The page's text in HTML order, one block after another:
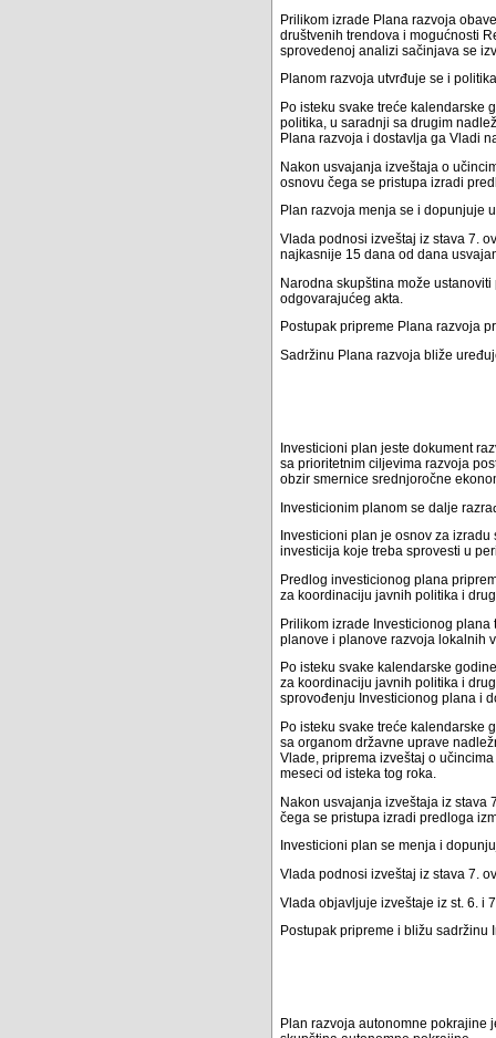
Prilikom izrade Plana razvoja
društvenih trendova i mogućnosti
sprovedenoj analizi sačinjava se
Planom razvoja utvrđuje se i
Po isteku svake treće kalendarske
politika, u saradnji sa drugim
Plana razvoja i dostavlja ga Vladi
Nakon usvajanja izveštaja o
osnovu čega se pristupa izradi
Plan razvoja menja se i dopunjuje
Vlada podnosi izveštaj iz stava 7.
najkasnije 15 dana od dana
Narodna skupština može
odgovarajućeg akta.
Postupak pripreme Plana razvoja
Sadržinu Plana razvoja bliže
Investicioni plan jeste dokument
sa prioritetnim ciljevima razvoja
obzir smernice srednjoročne
Investicionim planom se dalje
Investicioni plan je osnov za
investicija koje treba sprovesti u
Predlog investicionog plana
za koordinaciju javnih politika i
Prilikom izrade Investicionog
planove i planove razvoja lokalnih
Po isteku svake kalendarske
za koordinaciju javnih politika i
sprovođenju Investicionog plana i
Po isteku svake treće kalendarske
sa organom državne uprave
Vlade, priprema izveštaj o
meseci od isteka tog roka.
Nakon usvajanja izveštaja iz stava
čega se pristupa izradi predloga
Investicioni plan se menja i
Vlada podnosi izveštaj iz stava 7.
Vlada objavljuje izveštaje iz st. 6. i
Postupak pripreme i bližu
Plan razvoja autonomne pokrajine